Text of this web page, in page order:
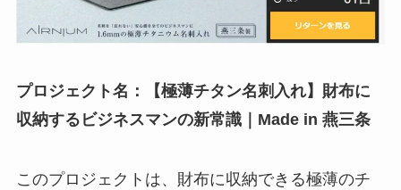
プロジェクト名：【極薄チタン名刺入れ】財布に
収納するビジネスマンの新常識｜Made in 燕三条
このプロジェクトは、財布に収納できる極薄のチ